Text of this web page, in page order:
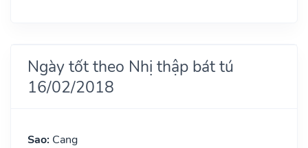
Ngày tốt theo Nhị thập bát tú
16/02/2018
Sao: Cang